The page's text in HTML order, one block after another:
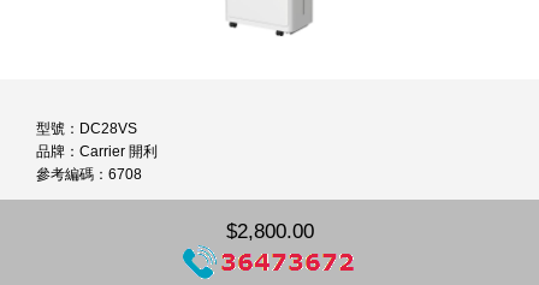
型號：DC28VS
品牌：Carrier 開利
參考編碼：6708
$2,800.00